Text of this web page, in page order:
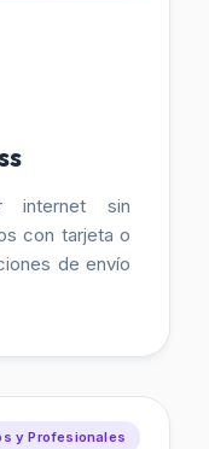
internet sin
con tarjeta o
de envío
y Profesionales